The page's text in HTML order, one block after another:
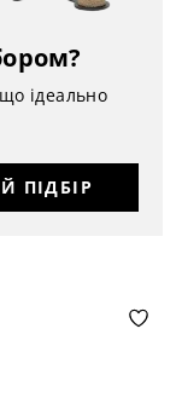
ідеально
ПІДБІР